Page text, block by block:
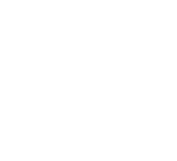
om op te plooien.